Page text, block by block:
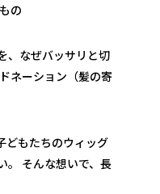
の
、なぜバッサリと切
ネーション（髪の寄
どもたちのウィッグ
。 そんな想いで、長